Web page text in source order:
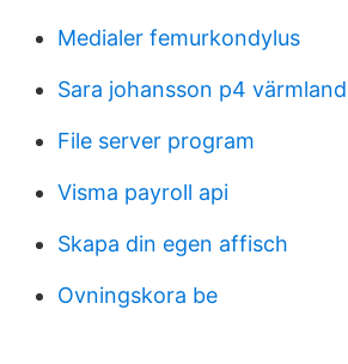
Medialer femurkondylus
Sara johansson p4
File server program
Visma payroll api
Skapa din egen affisch
Ovningskora be